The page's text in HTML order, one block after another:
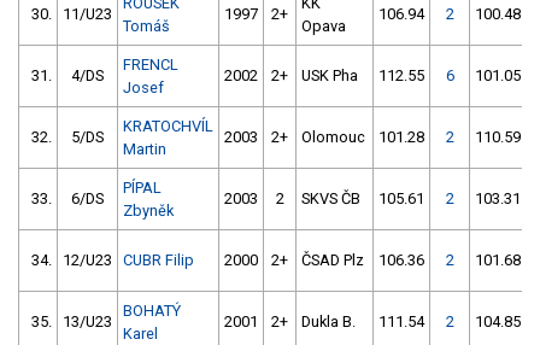
30. 11/U23
Tomáš
1997 2+
Opava
106.94 2 100.48
31. 4/DS
FRENCL
Josef
2002 2+ USK Pha 112.55 6 101.05
32. 5/DS
KRATOCHVÍL
Martin
2003 2+ Olomouc 101.28 2 110.59
33. 6/DS
PÍPAL
Zbyněk
2003 2 SKVS ČB 105.61 2 103.31
34. 12/U23 CUBR Filip 2000 2+ ČSAD Plz 106.36 2 101.68
35. 13/U23
BOHATÝ
Karel
2001 2+ Dukla B. 111.54 2 104.85